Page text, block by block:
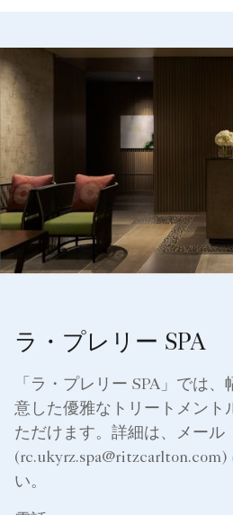
ラ・プレリー SPA
「ラ・プレリー SPA」では
意した優雅なトリートメント
ただけます。詳細は、メール
い。